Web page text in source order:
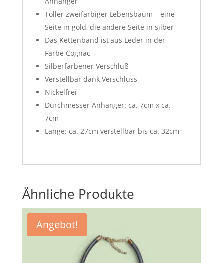
Toller zweifarbiger Lebensbaum – eine
Seite in gold, die andere Seite in silber
Das Kettenband ist aus Leder in der
Farbe Cognac
Silberfarbener Verschluß
Verstellbar dank Verschluss
Nickelfrei
Durchmesser Anhänger: ca. 7cm x ca.
7cm
Länge: ca. 27cm verstellbar bis ca. 32cm
Ähnliche Produkte
Angebot!